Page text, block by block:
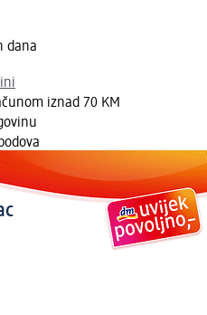
dana
iznad 70 KM